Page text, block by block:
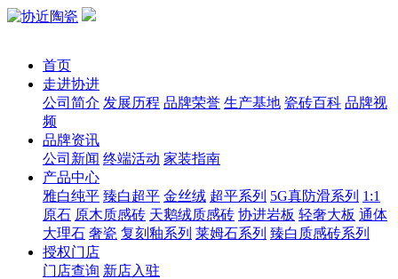
首页
走进协进
公司简介 发展历程 品牌荣誉 生产基地 瓷砖百科 品牌视
频
品牌资讯
公司新闻 终端活动 家装指南
产品中心
雅白纯平 臻白超平 金丝绒 超平系列 5G真防滑系列 1:1
原石 原木质感砖 天鹅绒质感砖 协进岩板 轻奢大板 通体
大理石 奢瓷 复刻釉系列 莱姆石系列 臻白质感砖系列
授权门店
门店查询 新店入驻